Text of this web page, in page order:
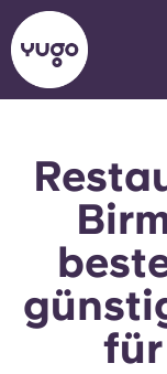
Über uns
Standorte
Mehr